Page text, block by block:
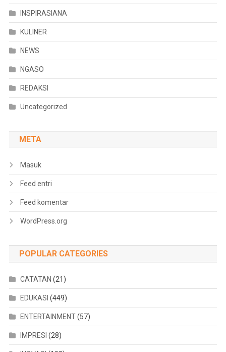
INSPIRASIANA
KULINER
NEWS
NGASO
REDAKSI
Uncategorized
META
Masuk
Feed entri
Feed komentar
WordPress.org
POPULAR CATEGORIES
CATATAN (21)
EDUKASI (449)
ENTERTAINMENT(57)
IMPRESI (28)